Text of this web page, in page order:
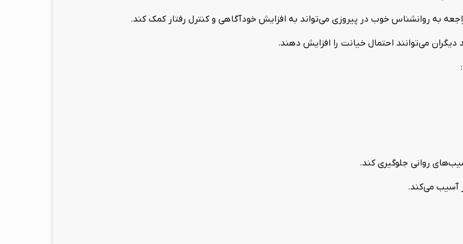
به روانشناس خوب در پیروزی می‌تواند به افزایش خودآگاهی و کنترل رفتار کمک کند.
می‌توانند احتمال خیانت را افزایش دهند.
روانی جلوگیری کند.
آسیب می‌کند.